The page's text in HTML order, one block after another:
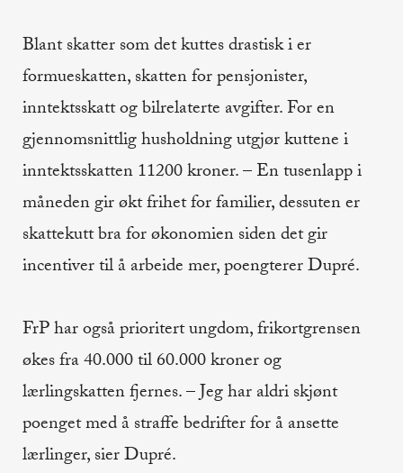
Blant skatter som det kuttes drastisk i er
formueskatten, skatten for pensjonister,
inntektsskatt og bilrelaterte avgifter. For en
gjennomsnittlig husholdning utgjør kuttene i
inntektsskatten 11200 kroner. – En tusenlapp i
måneden gir økt frihet for familier, dessuten er
skattekutt bra for økonomien siden det gir
incentiver til å arbeide mer, poengterer Dupré.
FrP har også prioritert ungdom, frikortgrensen
økes fra 40.000 til 60.000 kroner og
lærlingskatten fjernes. – Jeg har aldri skjønt
poenget med å straffe bedrifter for å ansette
lærlinger, sier Dupré.